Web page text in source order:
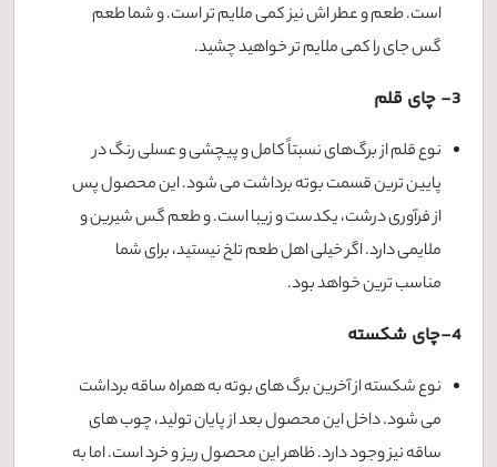
است. طعم و عطر اش نیز کمی ملایم تر است. و شما طعم
گس جای را کمی ملایم تر خواهید چشید.
3- چای قلم
نوع قلم از برگ‌های نسبتاً کامل و پیچشی و عسلی رنگ در
پایین ترین قسمت بوته برداشت می شود. این محصول پس
از فرآوری درشت، یکدست و زیبا است. و طعم گس شیرین و
ملایمی دارد. اگر خیلی اهل طعم تلخ نیستید، برای شما
مناسب ترین خواهد بود.
4-چای شکسته
نوع شکسته از آخرین برگ های بوته به همراه ساقه برداشت
می شود. داخل این محصول بعد از پایان تولید، چوب های
ساقه نیز وجود دارد. ظاهر این محصول ریز و خرد است. اما به